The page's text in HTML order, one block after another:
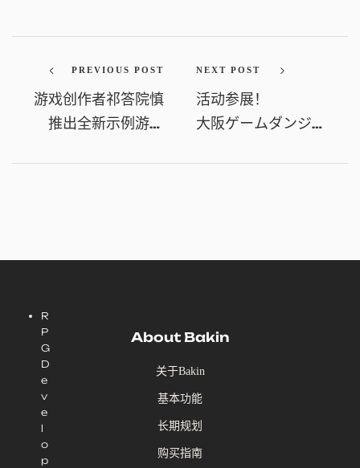
PREVIOUS POST
游戏创作者祁答院慎
推出全新示例游戏
SACRIFICE.》今日上
NEXT POST
活动参展！
大阪ゲームダンジョ
DUNGEON）
R
P
G
D
e
v
e
l
o
p
About Bakin
关于Bakin
基本功能
长期规划
购买指南